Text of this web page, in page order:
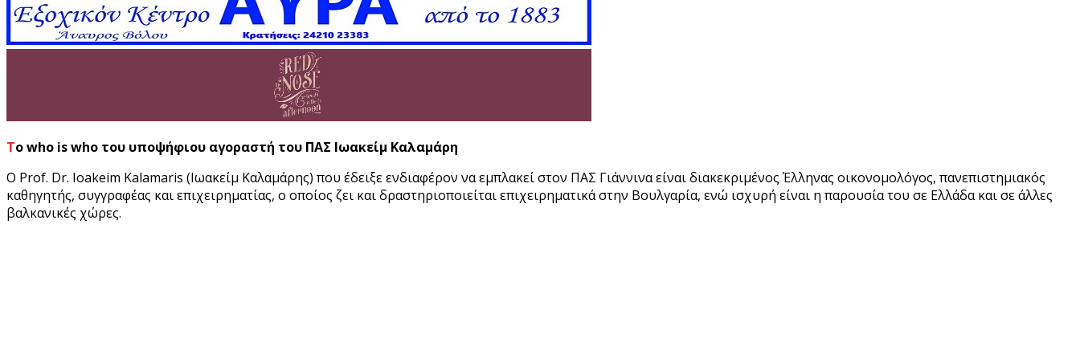
To who is who του υποψήφιου αγοραστή του ΠΑΣ Ιωακείμ Καλαμάρη
Ο Prof. Dr. Ioakeim Kalamaris (Ιωακείμ Καλαμάρης) που έδειξε ενδιαφέρον να εμπλακεί στον ΠΑΣ Γιάννινα είναι διακεκριμένος Έλληνας οικονομολόγος, πανεπιστημιακός
καθηγητής, συγγραφέας και επιχειρηματίας, ο οποίος ζει και δραστηριοποιείται επιχειρηματικά στην Βουλγαρία, ενώ ισχυρή είναι η παρουσία του σε Ελλάδα και σε άλλες
βαλκανικές χώρες.